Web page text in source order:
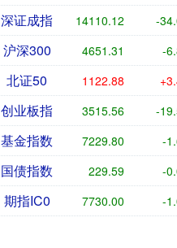
深证成指 14110.12 -
沪深300 4651.31 -
北证50 1122.88
创业板指 3515.56 -
基金指数 7229.80 -
国债指数 229.59 -
期指IC0 7730.00 -